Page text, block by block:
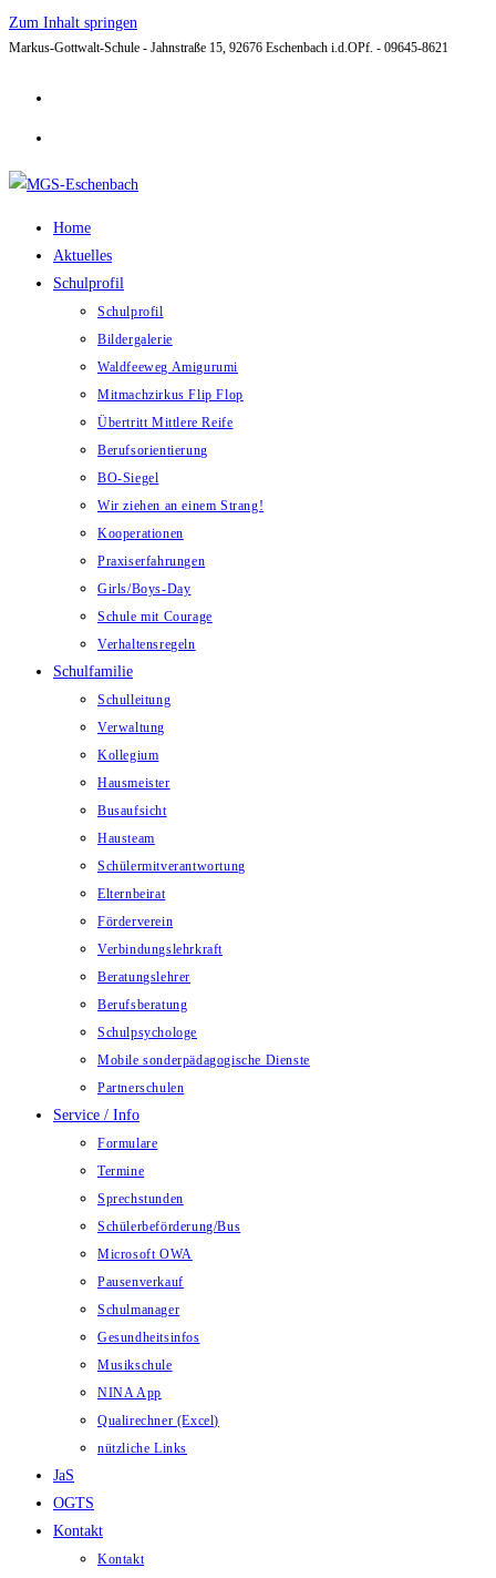
Zum Inhalt springen
Markus-Gottwalt-Schule - Jahnstraße 15, 92676 Eschenbach i.d.OPf. - 09645-8621
Home
Aktuelles
Schulprofil
Schulprofil
Bildergalerie
Waldfeeweg Amigurumi
Mitmachzirkus Flip Flop
Übertritt Mittlere Reife
Berufsorientierung
BO-Siegel
Wir ziehen an einem Strang!
Kooperationen
Praxiserfahrungen
Girls/Boys-Day
Schule mit Courage
Verhaltensregeln
Schulfamilie
Schulleitung
Verwaltung
Kollegium
Hausmeister
Busaufsicht
Hausteam
Schülermitverantwortung
Elternbeirat
Förderverein
Verbindungslehrkraft
Beratungslehrer
Berufsberatung
Schulpsychologe
Mobile sonderpädagogische Dienste
Partnerschulen
Service / Info
Formulare
Termine
Sprechstunden
Schülerbeförderung/Bus
Microsoft OWA
Pausenverkauf
Schulmanager
Gesundheitsinfos
Musikschule
NINA App
Qualirechner (Excel)
nützliche Links
JaS
OGTS
Kontakt
Kontakt